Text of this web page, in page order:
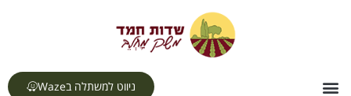
ניווט למשתלה בWaze